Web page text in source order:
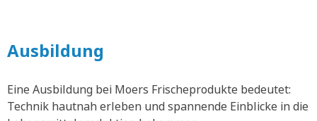
Ausbildung
Eine Ausbildung bei Moers Frischeprodukte bedeutet:
Technik hautnah erleben und spannende Einblicke in die